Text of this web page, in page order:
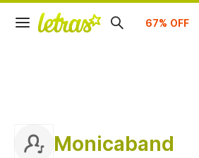
Suscríbete
Monicaband